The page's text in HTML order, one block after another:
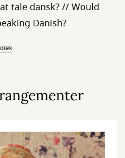
tale dansk? // Would
Danish?